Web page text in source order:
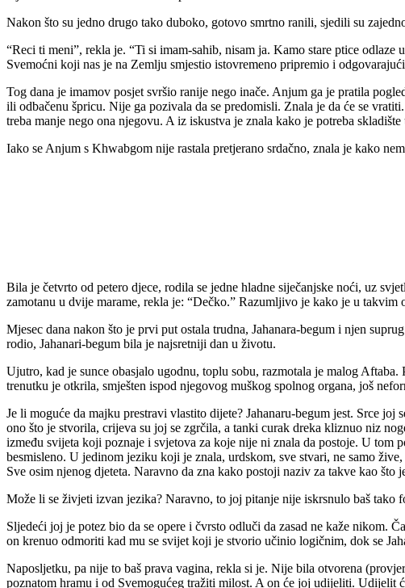
Nakon što su jedno drugo tako duboko, gotovo smrtno ranili, sjedili su
“Reci ti meni”, rekla je. “Ti si imam-sahib, nisam ja. Kamo stare ptice
Svemoćni koji nas je na Zemlju smjestio istovremeno pripremio i
Tog dana je imamov posjet svršio ranije nego inače. Anjum ga je pratila
ili odbačenu špricu. Nije ga pozivala da se predomisli. Znala je da će se
treba manje nego ona njegovu. A iz iskustva je znala kako je potreba
Iako se Anjum s Khwabgom nije rastala pretjerano srdačno, znala je kako
Bila je četvrto od petero djece, rodila se jedne hladne siječanjske noći, uz
zamotanu u dvije marame, rekla je: “Dečko.” Razumljivo je kako je u takvim
Mjesec dana nakon što je prvi put ostala trudna, Jahanara-begum i njen
rodio, Jahanari-begum bila je najsretniji dan u životu.
Ujutro, kad je sunce obasjalo ugodnu, toplu sobu, razmotala je malog
trenutku je otkrila, smješten ispod njegovog muškog spolnog organa, još
Je li moguće da majku prestravi vlastito dijete? Jahanaru-begum jest. Srce
ono što je stvorila, crijeva su joj se zgrčila, a tanki curak dreka kliznuo niz
između svijeta koji poznaje i svjetova za koje nije ni znala da postoje. U tom
besmisleno. U jedinom jeziku koji je znala, urdskom, sve stvari, ne samo
Sve osim njenog djeteta. Naravno da zna kako postoji naziv za takve kao što
Može li se živjeti izvan jezika? Naravno, to joj pitanje nije iskrsnulo baš
Sljedeći joj je potez bio da se opere i čvrsto odluči da zasad ne kaže nikom.
on krenuo odmoriti kad mu se svijet koji je stvorio učinio logičnim, dok se
Naposljetku, pa nije to baš prava vagina, rekla si je. Nije bila otvorena
poznatom hramu i od Svemogućeg tražiti milost. A on će joj udijeliti. Udijelit